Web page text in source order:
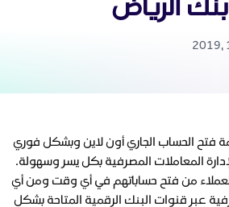
فتح الحساب الجاري أون لاين وبشكل فوري
المعاملات المصرفية بكل يسر وسهولة.
من فتح حساباتهم في أي وقت ومن أي
عبر قنوات البنك الرقمية المتاحة بشكل